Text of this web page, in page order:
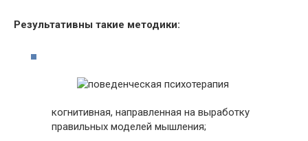
Результативны такие методики:
когнитивная, направленная на выработку
правильных моделей мышления;